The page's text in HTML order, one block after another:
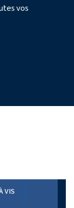
le coût initial,
lors de
compresseur
et le
et de l'usage
votre